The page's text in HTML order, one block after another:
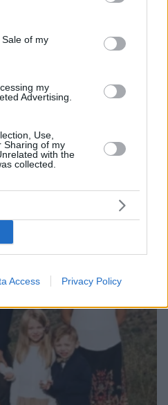
and its third-party tags to
purposes in below Google
of my
my
Advertising.
Use,
Sharing of my
with the
collected.
Access Privacy Policy
του Κώστα Σόμμερ:
πόσο πολύ τον
αγαπάμε